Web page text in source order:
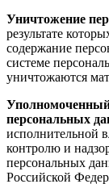
Уничтожение
результате
содержание
системе
уничтожаются
Уполномоченный
персональных
исполнительной
контролю и
персональных
Российской